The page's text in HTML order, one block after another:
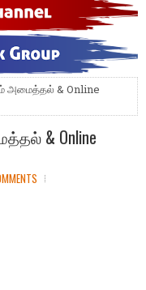
அமைத்தல் & Online
& Online